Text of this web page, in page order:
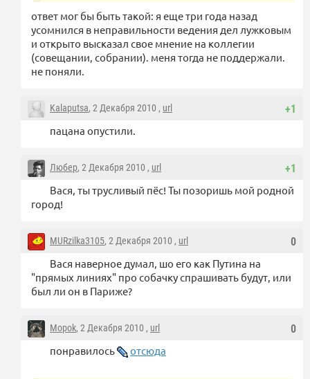
ответ мог бы быть такой: я еще три года назад
усомнился в неправильности ведения дел лужковым
и открыто высказал свое мнение на коллегии
(совещании, собрании). меня тогда не поддержали.
не поняли.
+1
Kalaputsa, 2 Декабря 2010 , url
пацана опустили.
+1
Любер, 2 Декабря 2010 , url
Вася, ты трусливый пёс! Ты позоришь мой родной
город!
0
MURzilka3105, 2 Декабря 2010 , url
Вася наверное думал, шо его как Путина на
"прямых линиях" про собачку спрашивать будут, или
был ли он в Париже?
0
Mopok, 2 Декабря 2010 , url
понравилось отсюда